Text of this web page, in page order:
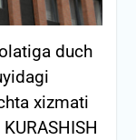
duch
xizmati